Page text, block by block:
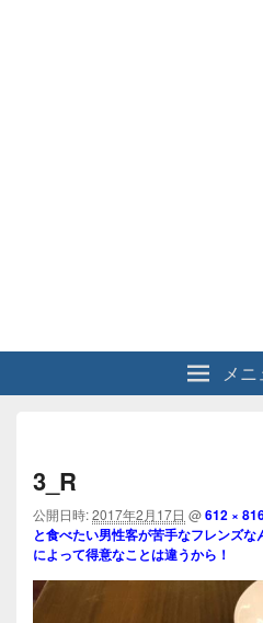
メニ
3_R
公開日時:2017年2月17日 @612 ×
と食べたい男性客が苦手なフレンズ
によって得意なことは違うから！